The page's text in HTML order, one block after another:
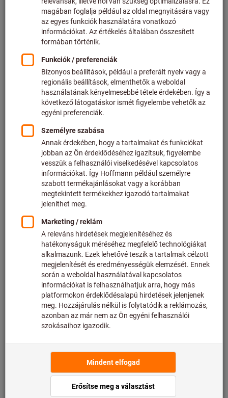
Ár / 1 Darab
plusz az aktuális ÁFA. Árak plusz szállítási költségek
Egyedi árak az üzleti ügyfelek számára abejelentkezés
A kosárba
Várható szállítási idő: 4-6 hét
Kérjük, vegye figyelembe a szállítási időt és a
korlátozott tanácsadást:
Ezt a terméket közvetlenül a gyártótól rendeljük meg
Önnek, mivel nem része a fő kínálatunknak, és nem
tartjuk raktáron. Info
Hozzáadás a kívánságlistához Cikk megosztása
Termékadatok